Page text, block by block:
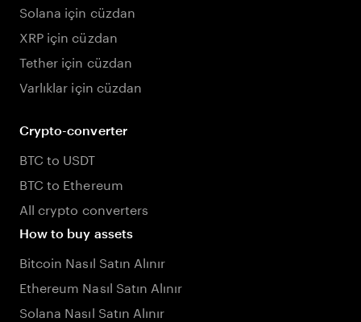
Solana için cüzdan
XRP için cüzdan
Tether için cüzdan
Varlıklar için cüzdan
Crypto-converter
BTC to USDT
BTC to Ethereum
All crypto converters
How to buy assets
Bitcoin Nasıl Satın Alınır
Ethereum Nasıl Satın Alınır
Solana Nasıl Satın Alınır